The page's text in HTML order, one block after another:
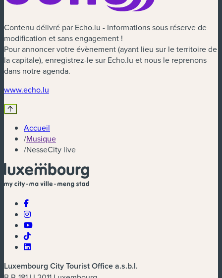
Contenu délivré par Echo.lu - Informations sous réserve de
modification et sans engagement !
Pour annoncer votre évènement (ayant lieu sur le territoire de
la capitale), enregistrez-le sur Echo.lu et nous le reprenons
dans notre agenda.
www.echo.lu
Accueil
/Musique
/NesseCity live
Luxembourg City Tourist Office a.s.b.l.